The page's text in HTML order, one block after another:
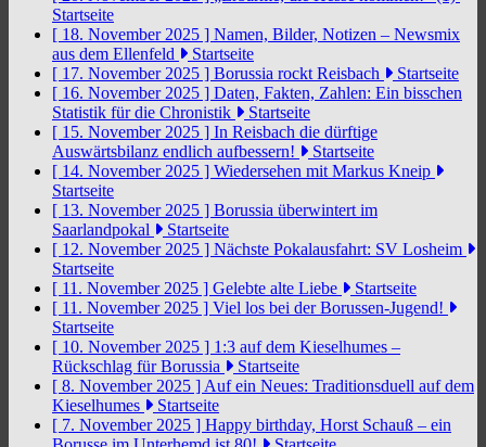
Startseite
[ 18. November 2025 ] Namen, Bilder, Notizen – Newsmix
aus dem Ellenfeld
Startseite
[ 17. November 2025 ] Borussia rockt Reisbach
Startseite
[ 16. November 2025 ] Daten, Fakten, Zahlen: Ein bisschen
Statistik für die Chronistik
Startseite
[ 15. November 2025 ] In Reisbach die dürftige
Auswärtsbilanz endlich aufbessern!
Startseite
[ 14. November 2025 ] Wiedersehen mit Markus Kneip
Startseite
[ 13. November 2025 ] Borussia überwintert im
Saarlandpokal
Startseite
[ 12. November 2025 ] Nächste Pokalausfahrt: SV Losheim
Startseite
[ 11. November 2025 ] Gelebte alte Liebe
Startseite
[ 11. November 2025 ] Viel los bei der Borussen-Jugend!
Startseite
[ 10. November 2025 ] 1:3 auf dem Kieselhumes –
Rückschlag für Borussia
Startseite
[ 8. November 2025 ] Auf ein Neues: Traditionsduell auf dem
Kieselhumes
Startseite
[ 7. November 2025 ] Happy birthday, Horst Schauß – ein